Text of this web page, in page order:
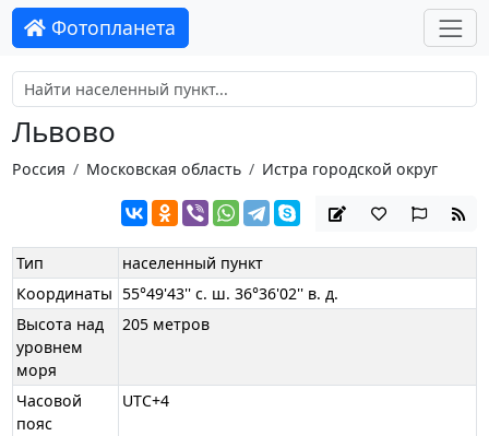
Фотопланета
Львово
Россия Московская область Истра городской округ
Тип
населенный пункт
Координаты 55°49'43'' с. ш. 36°36'02'' в. д.
Высота над
уровнем
моря
205 метров
Часовой
пояс
UTC+4